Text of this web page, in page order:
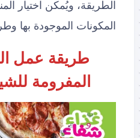
الطريقة، ويُمكن اختيار
المكونات الموجودة بها
طريقة عمل
المفرومة